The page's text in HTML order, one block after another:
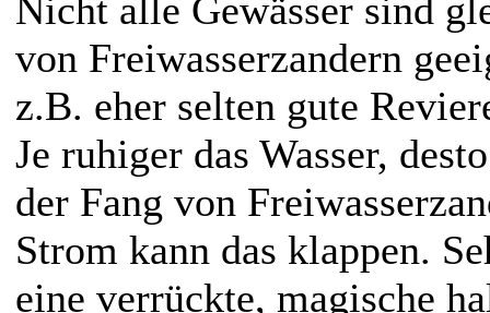
Nicht alle Gewässer sind
von Freiwasserzandern
z.B. eher selten gute
Je ruhiger das Wasser,
der Fang von
Strom kann das klappen.
eine verrückte, magische